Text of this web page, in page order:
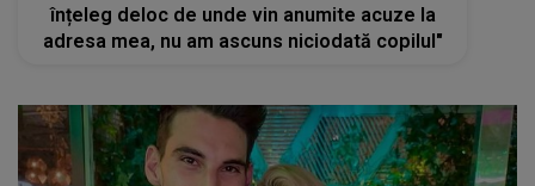
înțeleg deloc de unde vin anumite acuze la
adresa mea, nu am ascuns niciodată copilul"